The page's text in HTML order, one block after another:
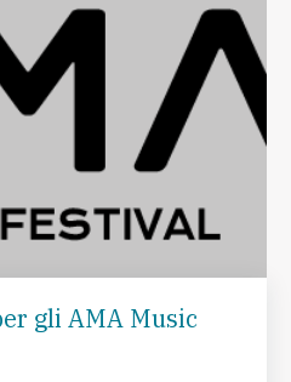
gli AMA Music